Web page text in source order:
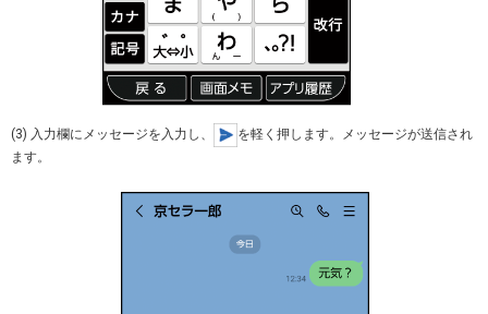
(3) 入力欄にメッセージを入力し、
を軽く押します。メッセージが送信され
ます。